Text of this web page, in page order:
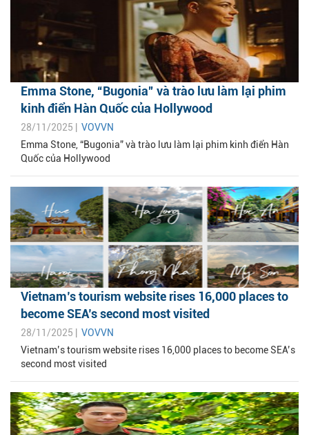
Emma Stone, “Bugonia” và trào lưu làm lại phim
kinh điển Hàn Quốc của Hollywood
28/11/2025 | VOVVN
Emma Stone, “Bugonia” và trào lưu làm lại phim kinh điển Hàn
Quốc của Hollywood
Vietnam’s tourism website rises 16,000 places to
become SEA’s second most visited
28/11/2025 | VOVVN
Vietnam’s tourism website rises 16,000 places to become SEA’s
second most visited